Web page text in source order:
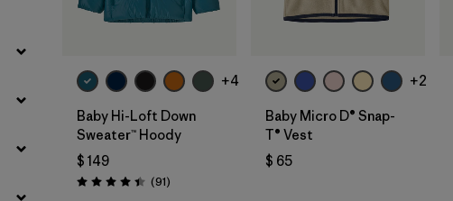
+4
Baby Hi-Loft Down
Sweater™ Hoody
$ 149
Valoración: 4.4 / 5
(91Comentarios
)
+2
Baby Micro D® Snap-
T® Vest
$ 65